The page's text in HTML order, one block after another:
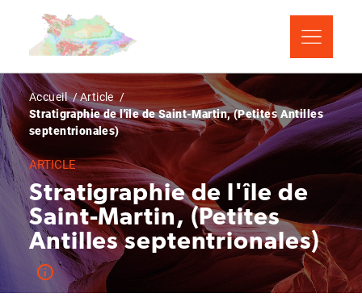
contenu
Fil
d'Ariane
Accueil
Article
Stratigraphie de l'île de Saint-Martin, (Petites Antilles
septentrionales)
ARTICLE
Stratigraphie de l'île de
Saint-Martin, (Petites
Antilles septentrionales)